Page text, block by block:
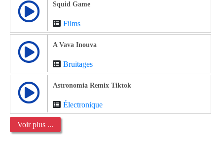
Squid Game
Films
A Vava Inouva
Bruitages
Astronomia Remix Tiktok
Électronique
Voir plus ...